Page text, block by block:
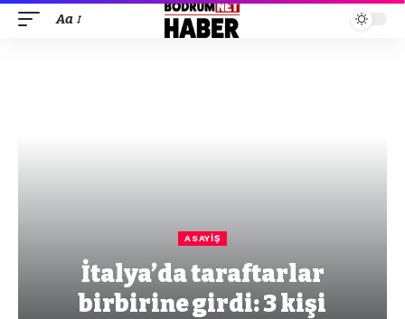
Aa
ASAYIŞ
İtalya’da taraftarlar
birbirine girdi: 3 kişi